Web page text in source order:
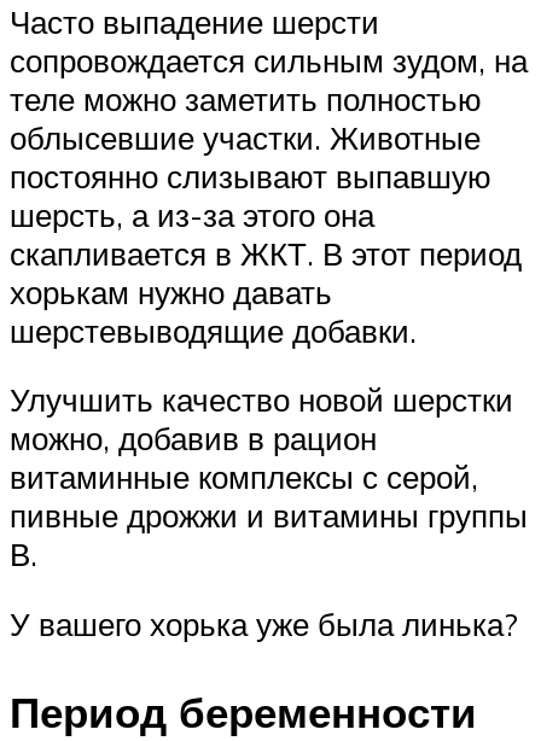
Часто выпадение шерсти
сопровождается сильным зудом, на
теле можно заметить полностью
облысевшие участки. Животные
постоянно слизывают выпавшую
шерсть, а из-за этого она
скапливается в ЖКТ. В этот период
хорькам нужно давать
шерстевыводящие добавки.
Улучшить качество новой шерстки
можно, добавив в рацион
витаминные комплексы с серой,
пивные дрожжи и витамины группы
В.
У вашего хорька уже была линька?
Период беременности